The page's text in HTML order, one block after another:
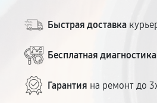
Быстрая доставка
Бесплатная диагностика
Гарантия на ремонт до